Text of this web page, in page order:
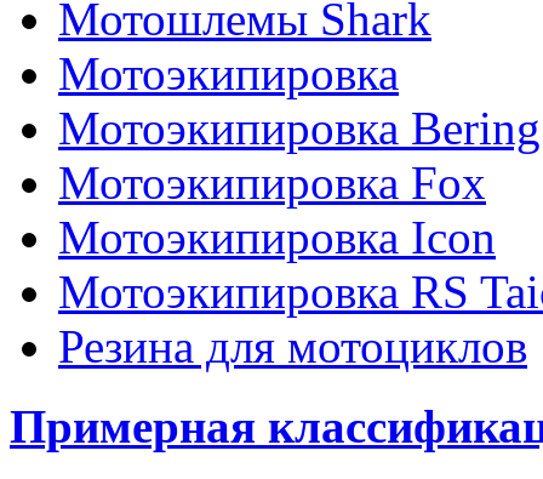
Мотошлемы Shark
Мотоэкипировка
Мотоэкипировка Bering
Мотоэкипировка Fox
Мотоэкипировка Icon
Мотоэкипировка RS
Резина для мотоциклов
Примерная